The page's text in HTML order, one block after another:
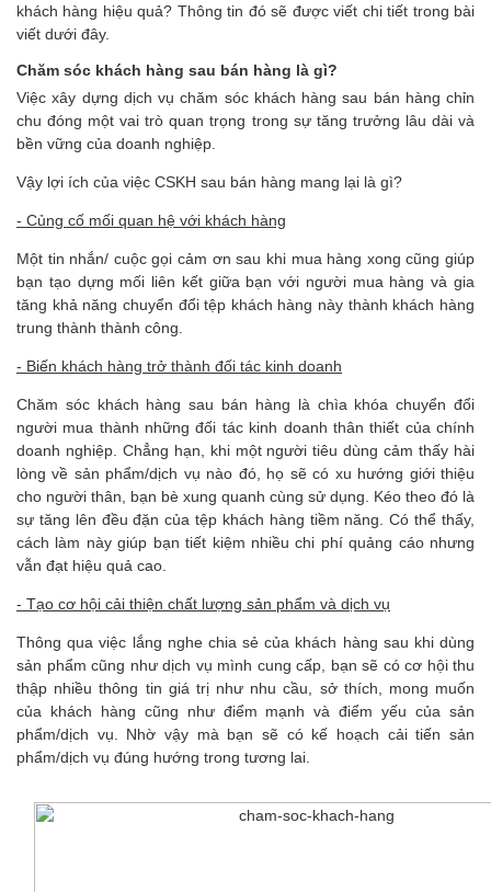
khách hàng hiệu quả? Thông tin đó sẽ được viết chi tiết trong bài
viết dưới đây.
Chăm sóc khách hàng sau bán hàng là gì?
Việc xây dựng dịch vụ chăm sóc khách hàng sau bán hàng chỉn
chu đóng một vai trò quan trọng trong sự tăng trưởng lâu dài và
bền vững của doanh nghiệp.
Vậy lợi ích của việc CSKH sau bán hàng mang lại là gì?
- Củng cố mối quan hệ với khách hàng
Một tin nhắn/ cuộc gọi cảm ơn sau khi mua hàng xong cũng giúp
bạn tạo dựng mối liên kết giữa bạn với người mua hàng và gia
tăng khả năng chuyển đổi tệp khách hàng này thành khách hàng
trung thành thành công.
- Biến khách hàng trở thành đối tác kinh doanh
Chăm sóc khách hàng sau bán hàng là chìa khóa chuyển đổi
người mua thành những đối tác kinh doanh thân thiết của chính
doanh nghiệp. Chẳng hạn, khi một người tiêu dùng cảm thấy hài
lòng về sản phẩm/dịch vụ nào đó, họ sẽ có xu hướng giới thiệu
cho người thân, bạn bè xung quanh cùng sử dụng. Kéo theo đó là
sự tăng lên đều đặn của tệp khách hàng tiềm năng. Có thể thấy,
cách làm này giúp bạn tiết kiệm nhiều chi phí quảng cáo nhưng
vẫn đạt hiệu quả cao.
- Tạo cơ hội cải thiện chất lượng sản phẩm và dịch vụ
Thông qua việc lắng nghe chia sẻ của khách hàng sau khi dùng
sản phẩm cũng như dịch vụ mình cung cấp, bạn sẽ có cơ hội thu
thập nhiều thông tin giá trị như nhu cầu, sở thích, mong muốn
của khách hàng cũng như điểm mạnh và điểm yếu của sản
phẩm/dịch vụ. Nhờ vậy mà bạn sẽ có kế hoạch cải tiến sản
phẩm/dịch vụ đúng hướng trong tương lai.